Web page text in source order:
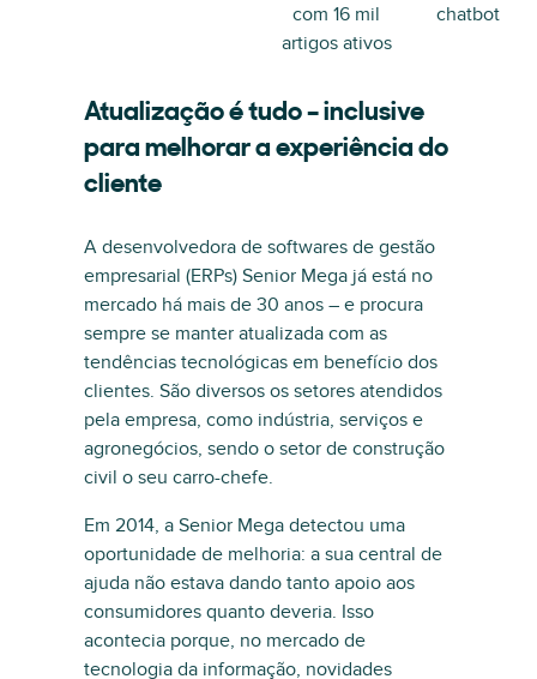
com 16 mil
artigos ativos
chatbot
Atualização é tudo – inclusive
para melhorar a experiência do
cliente
A desenvolvedora de softwares de gestão
empresarial (ERPs) Senior Mega já está no
mercado há mais de 30 anos – e procura
sempre se manter atualizada com as
tendências tecnológicas em benefício dos
clientes. São diversos os setores atendidos
pela empresa, como indústria, serviços e
agronegócios, sendo o setor de construção
civil o seu carro-chefe.
Em 2014, a Senior Mega detectou uma
oportunidade de melhoria: a sua central de
ajuda não estava dando tanto apoio aos
consumidores quanto deveria. Isso
acontecia porque, no mercado de
tecnologia da informação, novidades